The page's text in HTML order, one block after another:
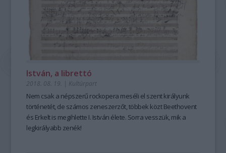
István, a librettó
2018. 08. 19. | Kultúrpart
Nem csak a népszerű rockopera meséli el szent királyunk
történetét, de számos zeneszerzőt, többek közt Beethovent
és Erkelt is megihlette I. István élete. Sorra vesszük, mik a
legkirályabb zenék!